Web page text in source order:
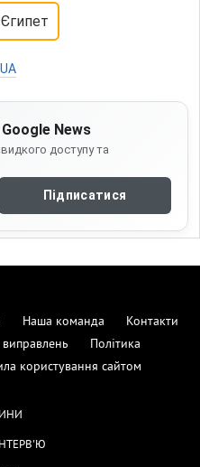
Єгипет
News
доступу та
Підписатися
Наша команда
Контакти
виправлень
Політика
користування сайтом